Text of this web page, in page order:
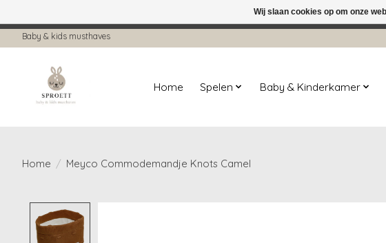
Baby & kids musthaves
Home Spelen Baby & Kinderkamer
Home / Meyco Commodemandje Knots Camel
Wij slaan cookies op om onze
← Keer terug naar de backofficeDeze winkel is in